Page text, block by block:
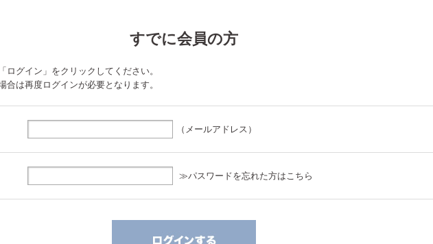
すでに会員の方
グイン」をクリックしてください。
は再度ログインが必要となります。
（メールアドレス）
≫パスワードを忘れた方はこちら